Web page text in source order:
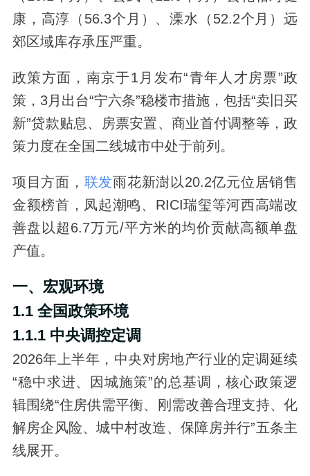
康，高淳（56.3个月）、溧水（52.2个月）远
郊区域库存承压严重。
政策方面，南京于1月发布“青年人才房票”政
策，3月出台“宁六条”稳楼市措施，包括“卖旧买
新”贷款贴息、房票安置、商业首付调整等，政
策力度在全国二线城市中处于前列。
项目方面， 联发雨花新澍以20.2亿元位居销售
金额榜首，凤起潮鸣、RICI瑞玺等河西高端改
善盘以超6.7万元/平方米的均价贡献高额单盘
产值。
一、宏观环境
1.1 全国政策环境
1.1.1 中央调控定调
2026年上半年，中央对房地产行业的定调延续
“稳中求进、因城施策”的总基调，核心政策逻
辑围绕“住房供需平衡、刚需改善合理支持、化
解房企风险、城中村改造、保障房并行”五条主
线展开。